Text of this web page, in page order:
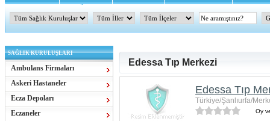
Sağlık TV - Video İletişim
SAĞLIK KURULUŞLARI
Ambulans Firmaları
Askeri Hastaneler
Ecza Depoları
Eczaneler
Edessa Tıp Merkezi
Edessa Tıp
Türkiye/Şanlıurfa/
Oy